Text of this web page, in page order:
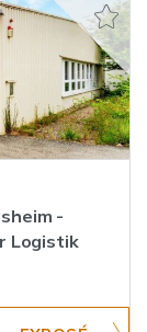
-
Logistik